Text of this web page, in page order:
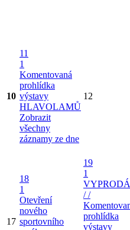
10
11
1
Komentovaná
prohlídka
výstavy
HLAVOLAMŮ
Zobrazit
všechny
záznamy ze dne
12
17
18
1
Otevření
nového
sportovního
19
1
/ /
prohlídka
výstavy